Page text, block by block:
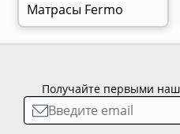
Матрасы Fermo
Получайте первыми